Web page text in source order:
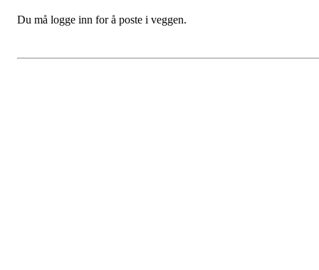
Du må logge inn for å poste i veggen.